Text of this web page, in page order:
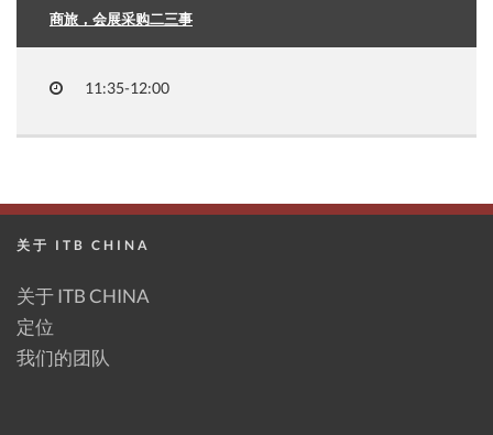
商旅，会展采购二三事
11:35-12:00
关于 ITB CHINA
关于 ITB CHINA
定位
我们的团队